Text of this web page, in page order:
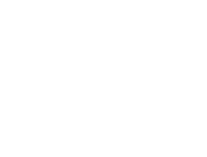
gewässerökologischer Belange